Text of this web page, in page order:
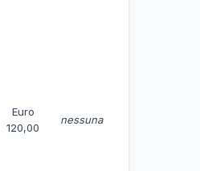
Euro
120,00
nessuna